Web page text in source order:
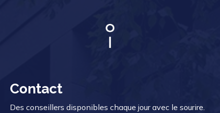
Contact
Des conseillers disponibles chaque jour avec le sourire.